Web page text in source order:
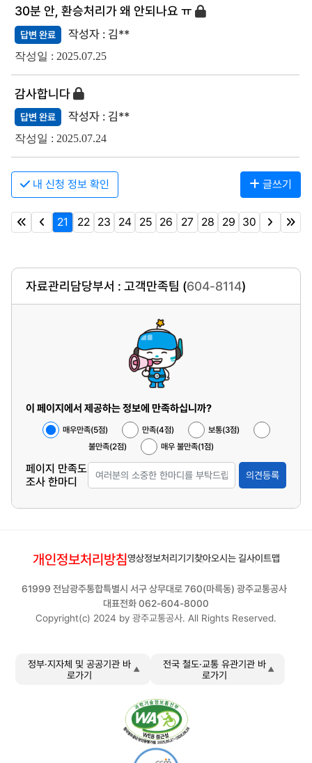
30분 안, 환승처리가 왜 안되나요 ㅠ
답변 완료 김**
2025.07.25
감사합니다
답변 완료 김**
2025.07.24
내 신청 정보 확인 글쓰기
21 22 23 24 25 26 27 28 29 30
자료관리담당부서 : 고객만족팀 (604-8114)
이 페이지에서 제공하는 정보에 만족하십니까?
매우만족(5점) 만족(4점)
보통(3점)
불만족(2점)
매우 불만족(1점)
페이지 만족도
조사 한마디
의견등록
개인정보처리방침영상정보처리기기 찾아오시는 길사이트맵
61999 전남광주통합특별시 서구 상무대로 760(마륵동) 광주교통공사
대표전화 062-604-8000
Copyright(c) 2024 by 광주교통공사. All Rights Reserved.
정부·지자체 및 공공기관 바
로가기
전국 철도·교통 유관기관 바
로가기